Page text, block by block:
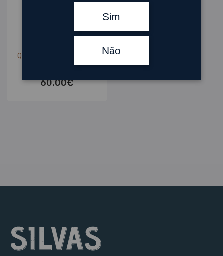
Quinta Do Sobreiró Vinha
1932 Tinto 2017
60.00€
Sim
Não